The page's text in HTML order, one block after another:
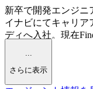
新卒で開発エンジニ
イナビにてキャリア
ディへ入社。現在
さらに表示